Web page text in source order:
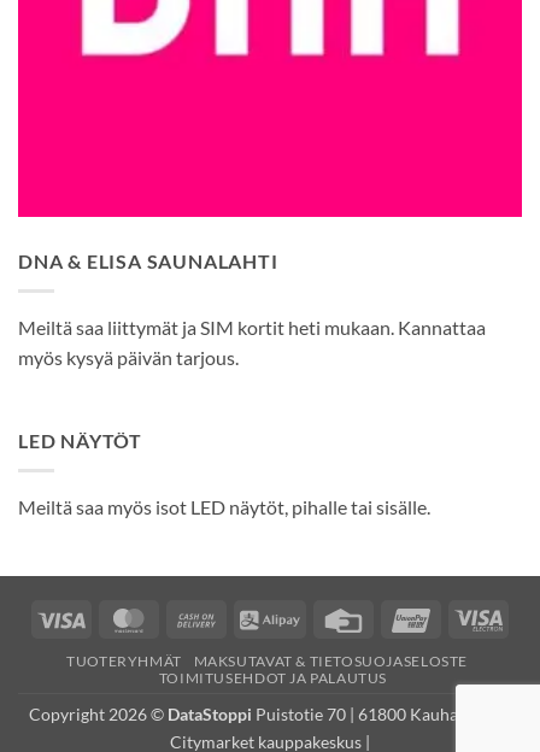
DNA & ELISA SAUNALAHTI
Meiltä saa liittymät ja SIM kortit heti mukaan. Kannattaa
myös kysyä päivän tarjous.
LED NÄYTÖT
Meiltä saa myös isot LED näytöt, pihalle tai sisälle.
Visa MasterCardCash
Delivery
Alipay
Credit
UnionPayVisa
TUOTERYHMÄT
MAKSUTAVAT & TIETOSUOJASELOSTE
TOIMITUSEHDOT JA PALAUTUS
Copyright 2026 © DataStoppi Puistotie 70 | 61800 Kauhajoki (K-
Citymarket kauppakeskus |